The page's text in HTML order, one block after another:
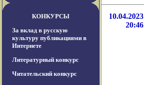
КОНКУРСЫ
За вклад в русскую
культуру публикациями в
Интернете
Литературный конкурс
Читательский конкурс
10.04.2023
20:46